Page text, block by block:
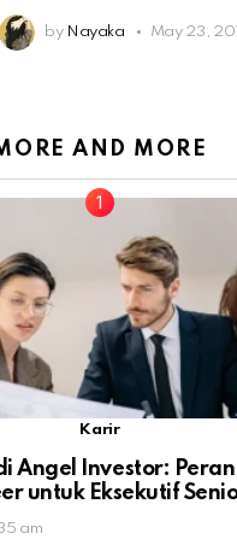
by Nayaka May 23,
AND MORE
Karir
Angel Investor:
untuk Eksekutif
am